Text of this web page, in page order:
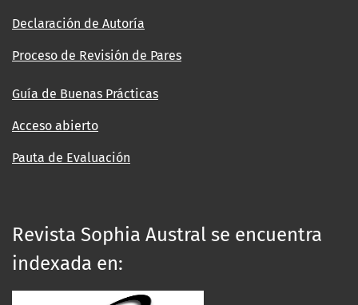
Declaración de Autoría
Proceso de Revisión de Pares
Guía de Buenas Prácticas
Acceso abierto
Pauta de Evaluación
Revista Sophia Austral se encuentra
indexada en: